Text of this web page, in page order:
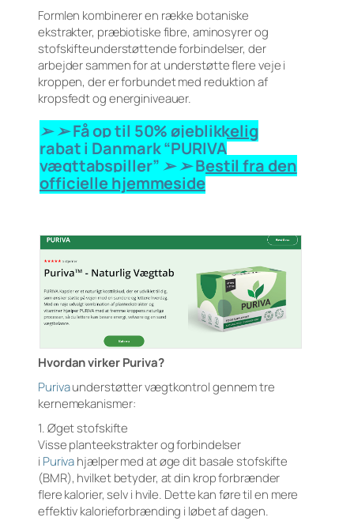
Formlen kombinerer en række botaniske
ekstrakter, præbiotiske fibre, aminosyrer og
stofskifteunderstøttende forbindelser, der
arbejder sammen for at understøtte flere veje i
kroppen, der er forbundet med reduktion af
kropsfedt og energiniveauer.
➢ ➢ Få op til 50% øjeblikkelig
rabat i Danmark “PURIVA
vægttabspiller” ➢ ➢ Bestil fra den
officielle hjemmeside
Hvordan virker Puriva?
Purivaunderstøtter vægtkontrol gennem tre
kernemekanismer:
1. Øget stofskifte
Visse planteekstrakter og forbindelser
i Purivahjælper med at øge dit basale stofskifte
(BMR), hvilket betyder, at din krop forbrænder
flere kalorier, selv i hvile. Dette kan føre til en mere
effektiv kalorieforbrænding i løbet af dagen.